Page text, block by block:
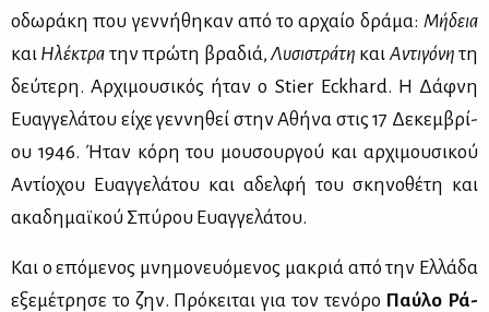
ο­δω­ρά­κη που γεν­νή­θη­καν από το αρ­χαίο δρά­μα: Μή­δεια
και Ηλέ­κτρα την πρώ­τη βρα­διά, Λυ­σι­στρά­τη και Αντι­γό­νη τη
δεύ­τε­ρη. Αρ­χι­μου­σι­κός ήταν ο Stier Eckhard. Η Δάφ­νη
Ευαγ­γε­λά­του εί­χε γεν­νη­θεί στην Αθή­να στις 17 Δε­κεμ­βρί­
ου 1946. Ήταν κό­ρη του μου­σουρ­γού και αρ­χι­μου­σι­κού
Αντί­ο­χου Ευαγ­γε­λά­του και αδελ­φή του σκη­νο­θέ­τη και
ακα­δη­μαϊ­κού Σπύ­ρου Ευαγ­γε­λά­του.
Και ο επό­με­νος μνη­μο­νευό­με­νος μα­κριά από την Ελ­λά­δα
εξε­μέ­τρη­σε το ζην. Πρό­κει­ται για τον τε­νό­ρο Παύ­λο Ρά­